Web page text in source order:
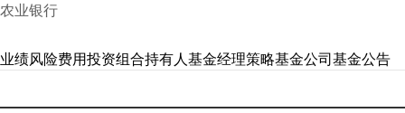
农业银行
业绩风险费用投资组合持有人基金经理策略基金公司基金公告